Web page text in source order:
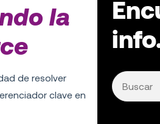
la
de resolver
clave en